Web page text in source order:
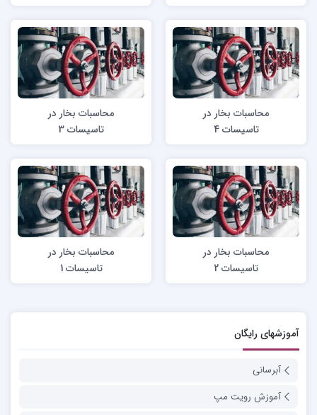
محاسبات بخار در
تاسیسات 4
محاسبات بخار در
تاسیسات 3
محاسبات بخار در
تاسیسات 2
محاسبات بخار در
تاسیسات 1
آموزشهای رایگان
آبرسانی
آموزش رویت مپ